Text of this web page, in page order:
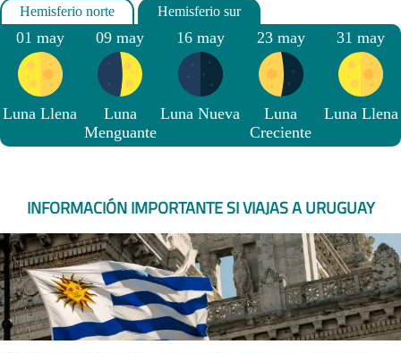
01 may
Luna Llena
09 may
Luna
Menguante
16 may
Luna Nueva
23 may
Luna
Creciente
31 may
Luna Llena
INFORMACIÓN IMPORTANTE SI VIAJAS A URUGUAY